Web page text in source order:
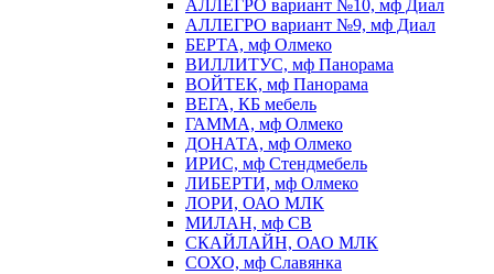
АЛЛЕГРО вариант №10, мф Диал
АЛЛЕГРО вариант №9, мф Диал
БЕРТА, мф Олмеко
ВИЛЛИТУС, мф Панорама
ВОЙТЕК, мф Панорама
ВЕГА, КБ мебель
ГАММА, мф Олмеко
ДОНАТА, мф Олмеко
ИРИС, мф Стендмебель
ЛИБЕРТИ, мф Олмеко
ЛОРИ, ОАО МЛК
МИЛАН, мф СВ
СКАЙЛАЙН, ОАО МЛК
СОХО, мф Славянка